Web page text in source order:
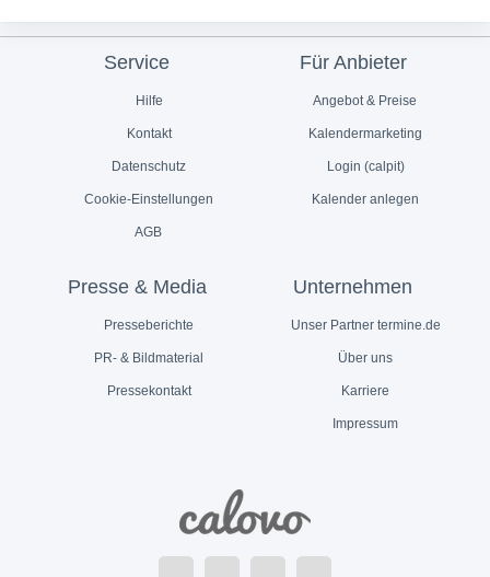
Service
Hilfe
Kontakt
Datenschutz
Cookie-Einstellungen
AGB
Für Anbieter
Angebot & Preise
Kalendermarketing
Login (calpit)
Kalender anlegen
Presse & Media
Presseberichte
PR- & Bildmaterial
Pressekontakt
Unternehmen
Unser Partner termine.de
Über uns
Karriere
Impressum